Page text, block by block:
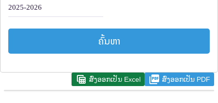
ຄົ້ນຫາ
table_view ສົ່ງອອກເປັນ Excel picture_as_pdf ສົ່ງອອກເປັນ PDF